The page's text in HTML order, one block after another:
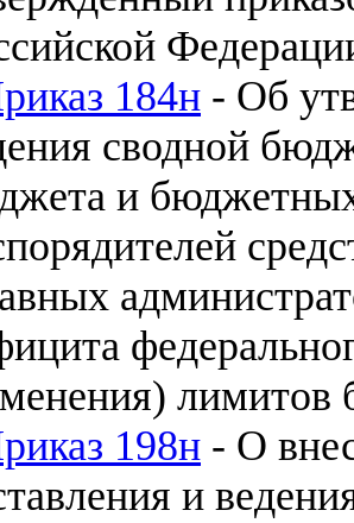
184н - Об
сводной
и
лимитов
198н - О
и